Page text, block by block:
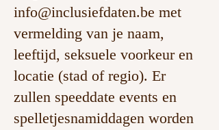
info@inclusiefdaten.be met
vermelding van je naam,
leeftijd, seksuele voorkeur en
locatie (stad of regio). Er
zullen speeddate events en
spelletjesnamiddagen worden